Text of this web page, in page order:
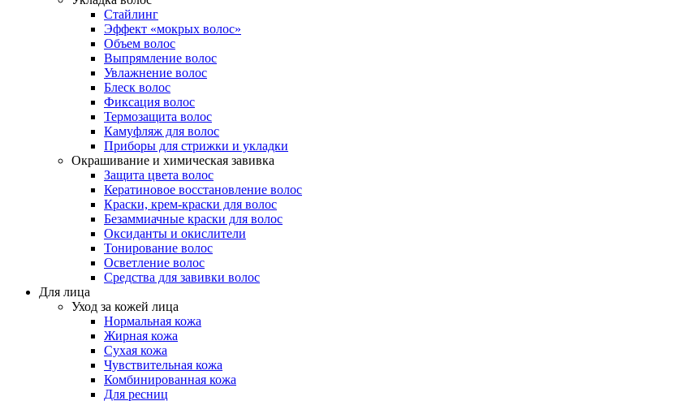
Стайлинг
Эффект «мокрых волос»
Объем волос
Выпрямление волос
Увлажнение волос
Блеск волос
Фиксация волос
Термозащита волос
Камуфляж для волос
Приборы для стрижки и укладки
Окрашивание и химическая завивка
Защита цвета волос
Кератиновое восстановление волос
Краски, крем-краски для волос
Безаммиачные краски для волос
Оксиданты и окислители
Тонирование волос
Осветление волос
Средства для завивки волос
Для лица
Уход за кожей лица
Нормальная кожа
Жирная кожа
Сухая кожа
Чувствительная кожа
Комбинированная кожа
Для ресниц